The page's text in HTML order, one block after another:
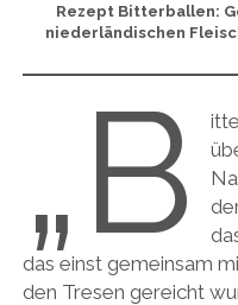
Rezept Bitterballen:
niederländischen
„B
das einst gemeinsam
den Tresen gereicht